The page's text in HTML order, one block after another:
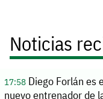
Noticias
17:58Diego Forlán es
nuevo entrenador de